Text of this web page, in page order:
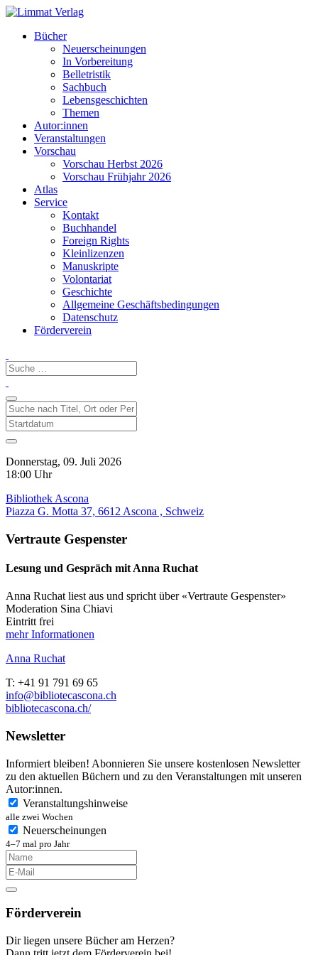
Bücher
Neuerscheinungen
In Vorbereitung
Belletristik
Sachbuch
Lebensgeschichten
Themen
Autor:innen
Veranstaltungen
Vorschau
Vorschau Herbst 2026
Vorschau Frühjahr 2026
Atlas
Service
Kontakt
Buchhandel
Foreign Rights
Kleinlizenzen
Manuskripte
Volontariat
Geschichte
Allgemeine Geschäftsbedingungen
Datenschutz
Förderverein
Donnerstag, 09. Juli 2026
18:00 Uhr
Bibliothek Ascona
Piazza G. Motta 37, 6612 Ascona , Schweiz
Vertraute Gespenster
Lesung und Gespräch mit Anna Ruchat
Anna Ruchat liest aus und spricht über «Vertraute Gespenster»
Moderation Sina Chiavi
Eintritt frei
mehr Informationen
Anna Ruchat
T: +41 91 791 69 65
info@bibliotecascona.ch
bibliotecascona.ch/
Newsletter
Informiert bleiben! Abonnieren Sie unsere kostenlosen Newsletter
zu den aktuellen Büchern und zu den Veranstaltungen mit unseren
Autor:innen.
Veranstaltungshinweise
alle zwei Wochen
Neuerscheinungen
4–7 mal pro Jahr
Förderverein
Dir liegen unsere Bücher am Herzen?